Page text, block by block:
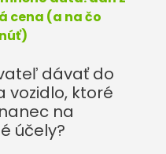
cena (a na čo
dávať do
vozidlo, ktoré
na
účely?